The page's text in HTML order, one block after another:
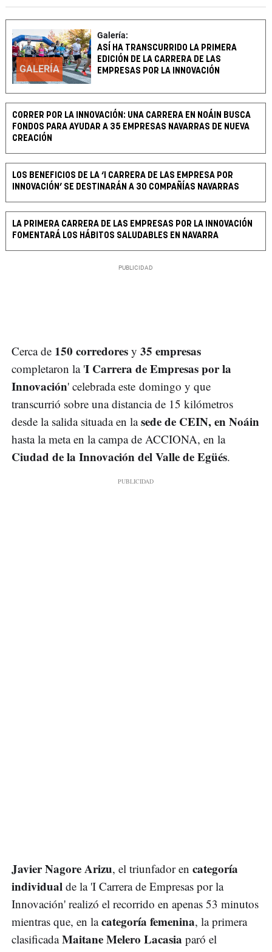
GALERÍA
Galería:
ASÍ HA TRANSCURRIDO LA PRIMERA
EDICIÓN DE LA CARRERA DE LAS
EMPRESAS POR LA INNOVACIÓN
CORRER POR LA INNOVACIÓN: UNA CARRERA EN NOÁIN BUSCA
FONDOS PARA AYUDAR A 35 EMPRESAS NAVARRAS DE NUEVA
CREACIÓN
LOS BENEFICIOS DE LA ‘I CARRERA DE LAS EMPRESA POR
INNOVACIÓN’ SE DESTINARÁN A 30 COMPAÑÍAS NAVARRAS
LA PRIMERA CARRERA DE LAS EMPRESAS POR LA INNOVACIÓN
FOMENTARÁ LOS HÁBITOS SALUDABLES EN NAVARRA
Cerca de 150 corredores y 35 empresas
completaron la 'I Carrera de Empresas por la
Innovación' celebrada este domingo y que
transcurrió sobre una distancia de 15 kilómetros
desde la salida situada en lasede de CEIN, en Noáin
hasta la meta en la campa de ACCIONA, en la
Ciudad de la Innovación del Valle de Egüés.
Javier Nagore Arizu, el triunfador en categoría
individual de la 'I Carrera de Empresas por la
Innovación' realizó el recorrido en apenas 53 minutos
mientras que, en lacategoría femenina, la primera
clasificadaMaitane Melero Lacasia paró el